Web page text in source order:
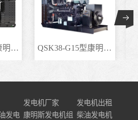
KTA50-GS8型康明斯柴.. QSK38-G15型康明斯柴..
发电机厂家
发电机出租
发电 康明斯发电机组 柴油发电机